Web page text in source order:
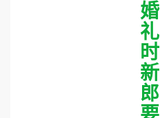
婚
礼
时
新
郎